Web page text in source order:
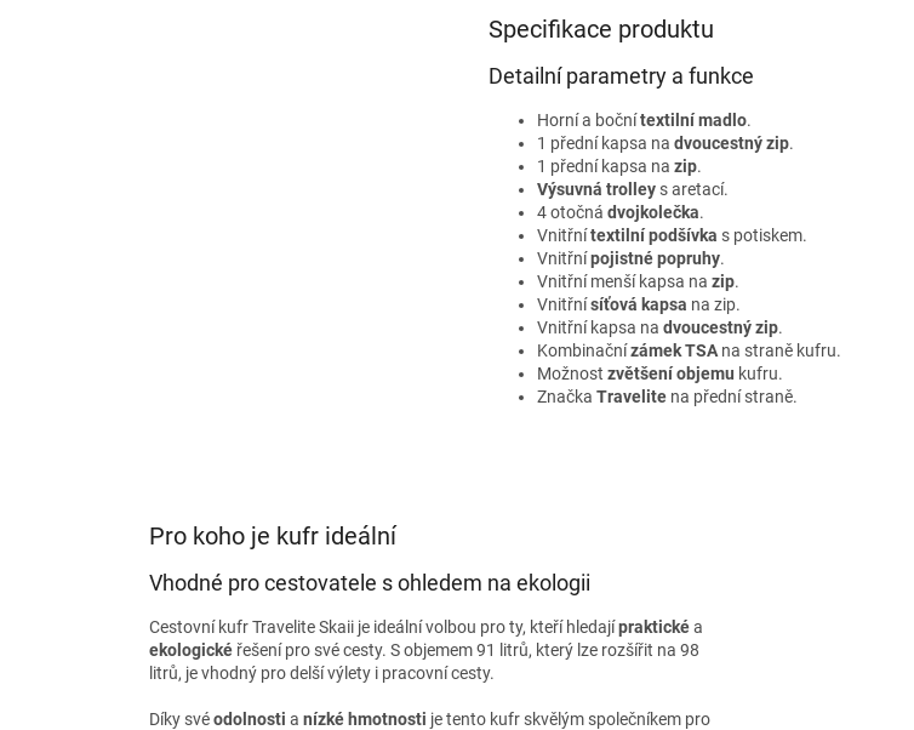
Specifikace produktu
Detailní parametry a funkce
Horní a bočnítextilní madlo.
1 přední kapsa na dvoucestný zip.
1 přední kapsa na zip.
Výsuvná trolleys aretací.
4 otočná dvojkolečka.
Vnitřnítextilní podšívka s potiskem.
Vnitřnípojistné popruhy.
Vnitřní menší kapsa na zip.
Vnitřnísíťová kapsa na zip.
Vnitřní kapsa na dvoucestný zip.
Kombinačnízámek TSAna straně kufru.
Možnost zvětšení objemu kufru.
Značka Travelitena přední straně.
Pro koho je kufr ideální
Vhodné pro cestovatele s ohledem na ekologii
Cestovní kufr Travelite Skaii je ideální volbou pro ty, kteří hledajípraktickéa
ekologické řešení pro své cesty. S objemem 91 litrů, který lze rozšířit na 98
litrů, je vhodný pro delší výlety i pracovní cesty.
Díky svéodolnosti a nízké hmotnosti je tento kufr skvělým společníkem pro